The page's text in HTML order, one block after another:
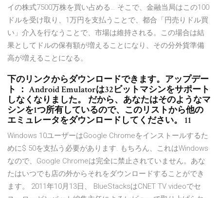
イの株式7500万株を買い占める… そこで、金融当局はこの100
ドルを受け取り、1万円を支払うことで、都合「円売りドル買
い」介入を行なうことで、市場は維持される。この場合は結
果としてドルの保有額が増えることになり、その分外貨準備
高が増えることになる。
下のリンクからダウンロードできます。アップデー
ト ： Android Emulatorは32ビットマシンをサポート
しなくなりました。 だから、あなたはそのようなマ
シンを1つ所有しているので、このリストから他の
エミュレータをダウンロードしてください。 11
Windows 10ユーザーはGoogle Chromeをインストールするた
めに$ 50を支払う必要があります. もちろん、これはWindows
なので、Google Chromeは完全に禁止されていません。あな
たはいつでも店の外からそれをダウンロードすることができ
ます。 2011年10月13日、 BlueStacksはCNET TV videoでセ